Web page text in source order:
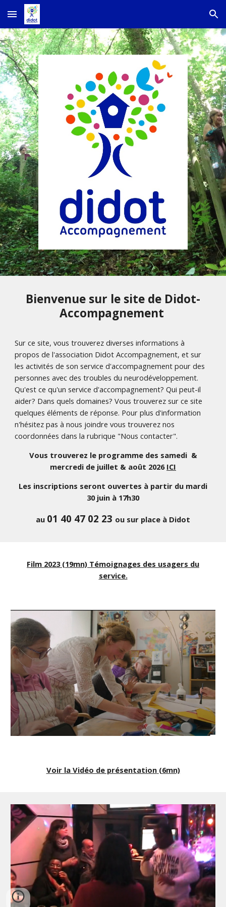
Skip to main content Skip to navigation
Bienvenue sur le site de Didot-
Accompagnement
Sur ce site, vous trouverez diverses informations à
propos de l'association Didot Accompagnement, et sur
les activités de son service d'accompagnement pour des
personnes avec des troubles du neurodéveloppement.
Qu'est ce qu'un service d'accompagnement? Qui peut-il
aider? Dans quels domaines? Vous trouverez sur ce site
quelques éléments de réponse. Pour plus d'information
n'hésitez pas à nous joindre vous trouverez nos
coordonnées dans la rubrique "Nous contacter".
Vous trouverez le programme des samedi &
mercredi de juillet & août 2026 ICI
Les inscriptions seront ouvertes à partir du mardi
30 juin à 17h30
au 01 40 47 02 23 ou sur place à Didot
Film 2023 (19mn) Témoignages des usagers du
service.
Voir la Vidéo de présentation (6mn)